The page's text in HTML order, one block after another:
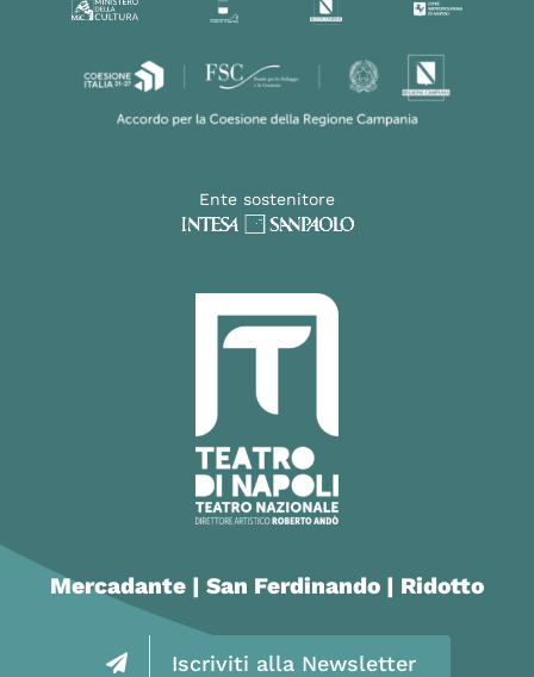
Ente sostenitore
Mercadante | San Ferdinando | Ridotto
Iscriviti alla Newsletter